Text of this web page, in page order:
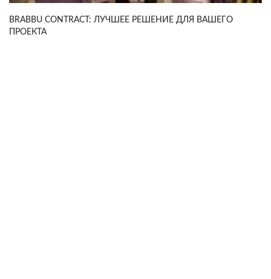
BRABBU CONTRACT: ЛУЧШЕЕ РЕШЕНИЕ ДЛЯ ВАШЕГО
ПРОЕКТА